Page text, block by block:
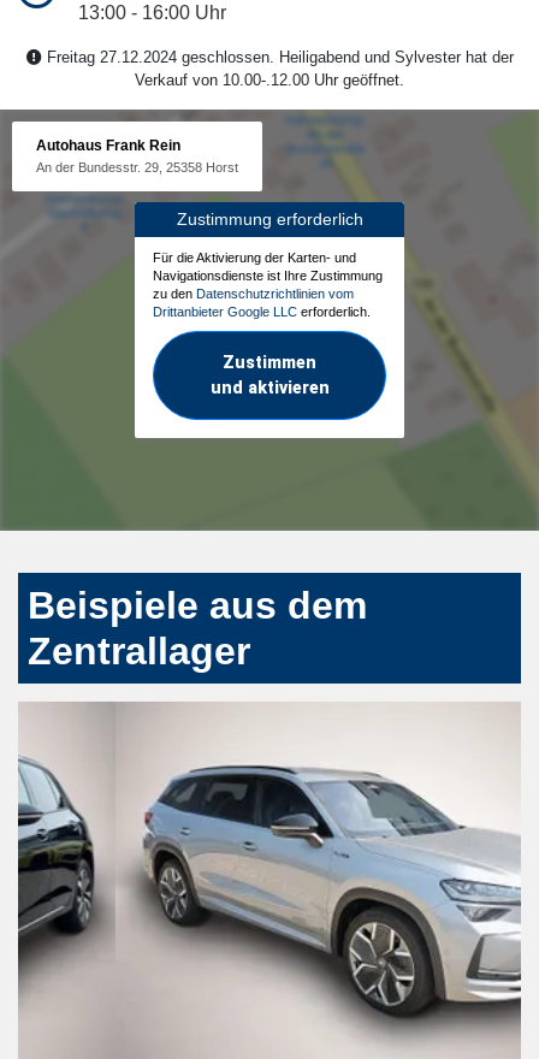
13:00 - 16:00 Uhr
Freitag 27.12.2024 geschlossen. Heiligabend und Sylvester hat der
Verkauf von 10.00-.12.00 Uhr geöffnet.
Autohaus Frank Rein
An der Bundesstr. 29, 25358 Horst
Zustimmung erforderlich
Für die Aktivierung der Karten- und
Navigationsdienste ist Ihre Zustimmung
zu den Datenschutzrichtlinien vom
Drittanbieter Google LLC erforderlich.
Zustimmen
und aktivieren
Beispiele aus dem
Zentrallager